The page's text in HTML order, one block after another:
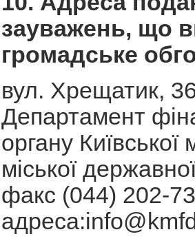
зауважень, що
громадське
вул. Хрещатик,
Департамент
органу Київської
міської
факс (044) 202-
адреса: